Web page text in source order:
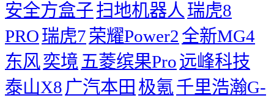
安全方盒子扫地机器人 瑞虎8
PRO瑞虎7荣耀Power2 全新MG4
东风奕境 五菱缤果Pro远峰科技
泰山X8 广汽本田 极氪千里浩瀚G-